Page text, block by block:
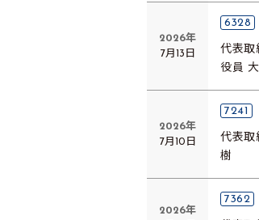
2026年
7月13日
6328
代表取
役員
2026年
7月10日
7241
代表取
樹
2026年
7362